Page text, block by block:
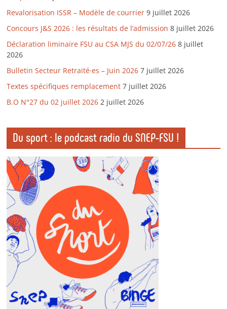
Revalorisation ISSR – Modèle de courrier 9 juillet 2026
Concours J&S 2026 : les résultats de l’admission 8 juillet 2026
Déclaration liminaire FSU au CSA MJS du 02/07/26 8 juillet
2026
Bulletin Secteur Retraité·es – Juin 2026 7 juillet 2026
Textes spécifiques remplacement 7 juillet 2026
B.O N°27 du 02 juillet 2026 2 juillet 2026
Du sport : le podcast radio du SNEP-FSU !